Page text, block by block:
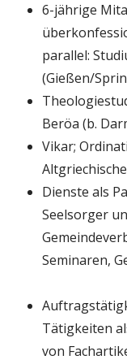
6-jährige
parallel:
(Gießen/
Beröa (b.
Vikar;
Dienste als
Seelsorger
Seminaren,
Tätigkeiten
von